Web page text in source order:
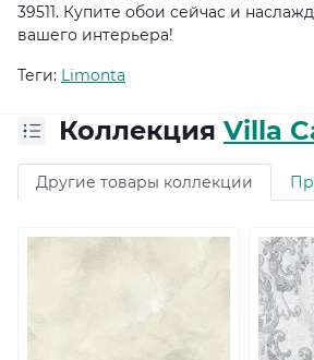
39511. Купите обои сейчас и
вашего интерьера!
Теги: Limonta
Коллекция Villa
Другие товары коллекции